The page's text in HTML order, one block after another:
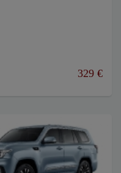
329 €